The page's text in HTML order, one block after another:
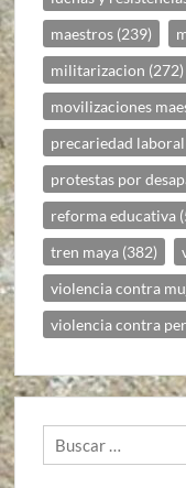
maestros (239)
militarizacion (272)
movilizaciones
precariedad laboral
protestas por
reforma educativa
tren maya (382)
violencia contra
violencia contra